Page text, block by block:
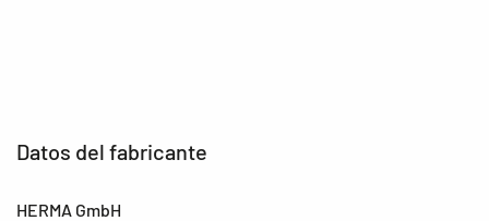
Datos del fabricante
HERMA GmbH